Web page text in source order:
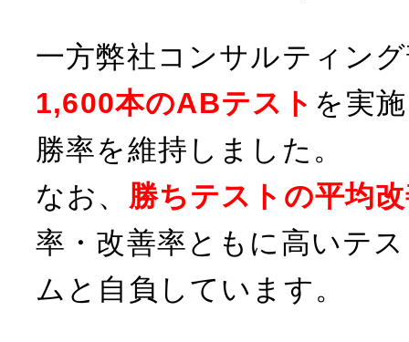
t
一方弊社コンサルティン
1,600本のABテスト を実
勝率を維持しました。
なお、 勝ちテストの平均
率・改善率ともに高いテ
ムと自負しています。